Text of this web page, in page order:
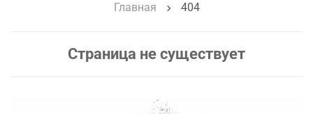
Главная 404
Страница не существует